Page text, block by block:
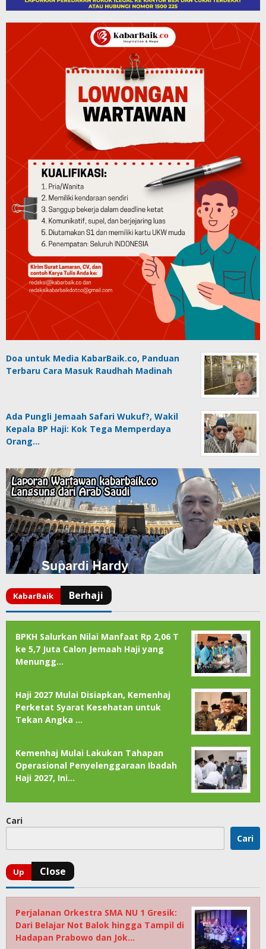
Doa untuk Media KabarBaik.co, Panduan
Terbaru Cara Masuk Raudhah Madinah
Ada Pungli Jemaah Safari Wukuf?, Wakil
Kepala BP Haji: Kok Tega Memperdaya
Orang…
BPKH Salurkan Nilai Manfaat Rp 2,06 T
ke 5,7 Juta Calon Jemaah Haji yang
Menungg…
Haji 2027 Mulai Disiapkan, Kemenhaj
Perketat Syarat Kesehatan untuk
Tekan Angka …
Kemenhaj Mulai Lakukan Tahapan
Operasional Penyelenggaraan Ibadah
Haji 2027, Ini…
Cari
Cari
Perjalanan Orkestra SMA NU 1 Gresik:
Dari Belajar Not Balok hingga Tampil di
Hadapan Prabowo dan Jok…